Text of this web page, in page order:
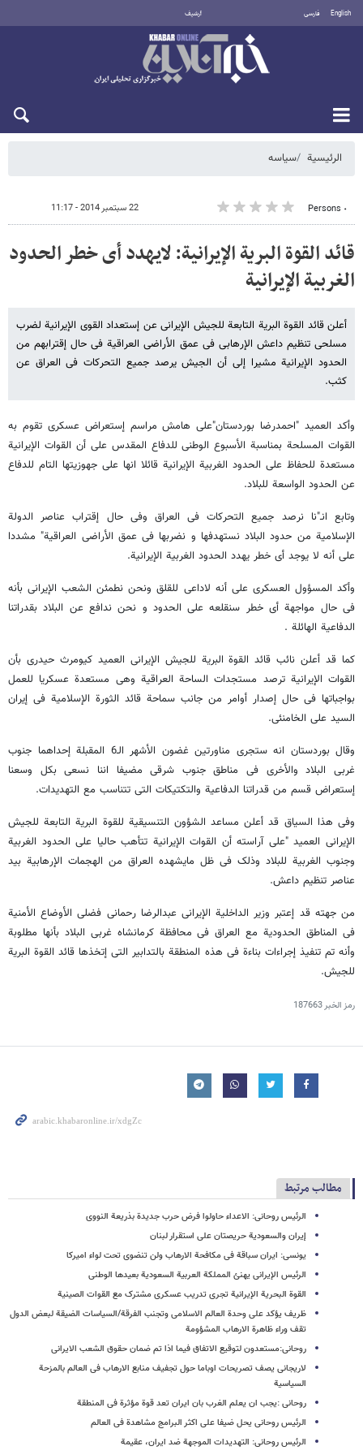
English فارسی أرشيف
الرئيسية سیاسه
٠ Persons 22 سبتمبر 2014 - 11:17
قائد القوة البریة الإیرانیة: لایهدد أی خطر الحدود
الغربیة الإیرانیة
أعلن قائد القوة البریة التابعة للجیش الإیرانی عن إستعداد القوی الإیرانیة لضرب
مسلحی تنظیم داعش الإرهابی فی عمق الأراضی العراقیة فی حال إقترابهم من
الحدود الإیرانیة مشیرا إلی أن الجیش یرصد جمیع التحرکات فی العراق عن
کثب.
وأکد العمید "احمدرضا بوردستان"علی هامش مراسم إستعراض عسکری تقوم به
القوات المسلحة بمناسبة الأسبوع الوطنی للدفاع المقدس علی أن القوات الإیرانیة
مستعدة للحفاظ علی الحدود الغربیة الإیرانیة قائلا انها علی جهوزیتها التام للدفاع
عن الحدود الواسعة للبلاد.
وتابع انـ"نا نرصد جمیع التحرکات فی العراق وفی حال إقتراب عناصر الدولة
الإسلامیة من حدود البلاد نستهدفها و نضربها فی عمق الأراضی العراقیة" مشددا
علی أنه لا یوجد أی خطر یهدد الحدود الغربیة الإیرانیة.
وأکد المسؤول العسکری علی أنه لاداعی للقلق ونحن نطمئن الشعب الإیرانی بأنه
فی حال مواجهة أی خطر سنقلعه علی الحدود و نحن ندافع عن البلاد بقدراتنا
الدفاعیة الهائلة .
کما قد أعلن نائب قائد القوة البریة للجیش الإیرانی العمید کیومرث حیدری بأن
القوات الإیرانیة ترصد مستجدات الساحة العراقیة وهی مستعدة عسکریا للعمل
بواجباتها فی حال إصدار أوامر من جانب سماحة قائد الثورة الإسلامیة فی إیران
السید علی الخامنئی.
وقال بوردستان انه ستجری مناورتین غضون الأشهر الـ6 المقبلة إحداهما جنوب
غربی البلاد والأخری فی مناطق جنوب شرقی مضیفا اننا نسعی بکل وسعنا
إستعراض قسم من قدراتنا الدفاعیة والتکتیکات التی تتناسب مع التهدیدات.
وفی هذا السیاق قد أعلن مساعد الشؤون التنسیقیة للقوة البریة التابعة للجیش
الإیرانی العمید "علی آراسته أن القوات الإیرانیة تتأهب حالیا علی الحدود الغربیة
وجنوب الغربیة للبلاد وذلک فی ظل مایشهده العراق من الهجمات الإرهابیة بید
عناصر تنظیم داعش.
من جهته قد إعتبر وزیر الداخلیة الإیرانی عبدالرضا رحمانی فضلی الأوضاع الأمنیة
فی المناطق الحدودیة مع العراق فی محافظة کرمانشاه غربی البلاد بأنها مطلوبة
وأنه تم تنفیذ إجراءات بناءة فی هذه المنطقة بالتدابیر التی إتخذها قائد القوة البریة
للجیش.
رمز الخبر187663
مطالب مرتبط
الرئیس روحانی: الاعداء حاولوا فرض حرب جدیدة بذریعة النووی
إیران والسعودیة حریصتان علی استقرار لبنان
یونسی: ایران سباقة فی مکافحة الارهاب ولن تنضوی تحت لواء امیرکا
الرئیس الإیرانی یهنئ المملکة العربیة السعودیة بعیدها الوطنی
القوة البحریة الإیرانیة تجری تدریب عسکری مشترک مع القوات الصینیة
ظریف یؤکد علی وحدة العالم الاسلامی وتجنب الفرقة/السیاسات الضیقة لبعض الدول
تقف وراء ظاهرة الارهاب المشؤومة
روحانی:مستعدون لتوقیع الاتفاق فیما اذا تم ضمان حقوق الشعب الایرانی
لاریجانی یصف تصریحات اوباما حول تجفیف منابع الارهاب فی العالم بالمزحة
السیاسیة
روحانی :یجب ان یعلم الغرب بان ایران تعد قوة مؤثرة فی المنطقة
الرئیس روحانی یحل ضیفا علی اکثر البرامج مشاهدة فی العالم
الرئیس روحانی: التهدیدات الموجهة ضد ایران، عقیمة